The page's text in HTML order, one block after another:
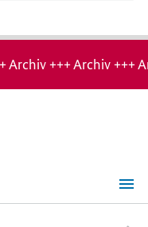
Archiv +++ Archiv +++